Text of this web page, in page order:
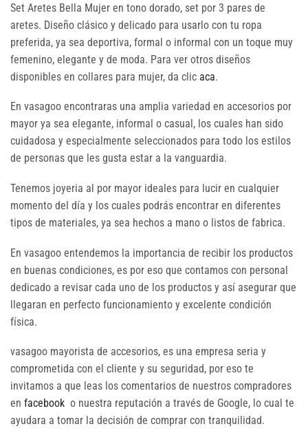
Set Aretes Bella Mujer en tono dorado, set por 3 pares de
aretes. Diseño clásico y delicado para usarlo con tu ropa
preferida, ya sea deportiva, formal o informal con un toque muy
femenino, elegante y de moda. Para ver otros diseños
disponibles en collares para mujer, da clic aca.
En vasagoo encontraras una amplia variedad en accesorios por
mayor ya sea elegante, informal o casual, los cuales han sido
cuidadosa y especialmente seleccionados para todo los estilos
de personas que les gusta estar a la vanguardia.
Tenemos joyeria al por mayor ideales para lucir en cualquier
momento del día y los cuales podrás encontrar en diferentes
tipos de materiales, ya sea hechos a mano o listos de fabrica.
En vasagoo entendemos la importancia de recibir los productos
en buenas condiciones, es por eso que contamos con personal
dedicado a revisar cada uno de los productos y así asegurar que
llegaran en perfecto funcionamiento y excelente condición
física.
vasagoo mayorista de accesorios, es una empresa seria y
comprometida con el cliente y su seguridad, por eso te
invitamos a que leas los comentarios de nuestros compradores
en facebook o nuestra reputación a través de Google, lo cual te
ayudara a tomar la decisión de comprar con tranquilidad.